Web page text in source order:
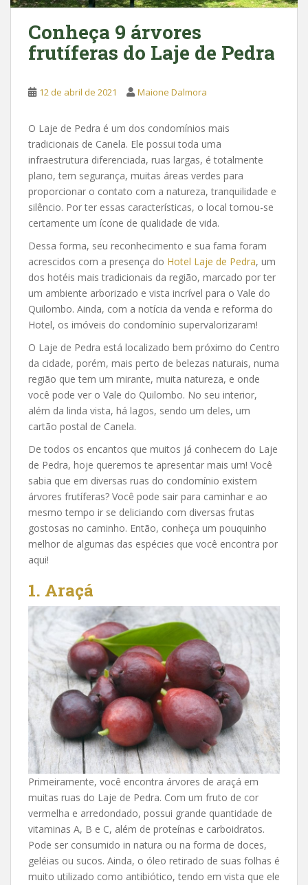
Conheça 9 árvores
frutíferas do Laje de Pedra
12 de abril de 2021 Maione Dalmora
O Laje de Pedra é um dos condomínios mais
tradicionais de Canela. Ele possui toda uma
infraestrutura diferenciada, ruas largas, é totalmente
plano, tem segurança, muitas áreas verdes para
proporcionar o contato com a natureza, tranquilidade e
silêncio. Por ter essas características, o local tornou-se
certamente um ícone de qualidade de vida.
Dessa forma, seu reconhecimento e sua fama foram
acrescidos com a presença do Hotel Laje de Pedra, um
dos hotéis mais tradicionais da região, marcado por ter
um ambiente arborizado e vista incrível para o Vale do
Quilombo. Ainda, com a notícia da venda e reforma do
Hotel, os imóveis do condomínio supervalorizaram!
O Laje de Pedra está localizado bem próximo do Centro
da cidade, porém, mais perto de belezas naturais, numa
região que tem um mirante, muita natureza, e onde
você pode ver o Vale do Quilombo. No seu interior,
além da linda vista, há lagos, sendo um deles, um
cartão postal de Canela.
De todos os encantos que muitos já conhecem do Laje
de Pedra, hoje queremos te apresentar mais um! Você
sabia que em diversas ruas do condomínio existem
árvores frutíferas? Você pode sair para caminhar e ao
mesmo tempo ir se deliciando com diversas frutas
gostosas no caminho. Então, conheça um pouquinho
melhor de algumas das espécies que você encontra por
aqui!
1. Araçá
Primeiramente, você encontra árvores de araçá em
muitas ruas do Laje de Pedra. Com um fruto de cor
vermelha e arredondado, possui grande quantidade de
vitaminas A, B e C, além de proteínas e carboidratos.
Pode ser consumido in natura ou na forma de doces,
geléias ou sucos. Ainda, o óleo retirado de suas folhas é
muito utilizado como antibiótico, tendo em vista que ele